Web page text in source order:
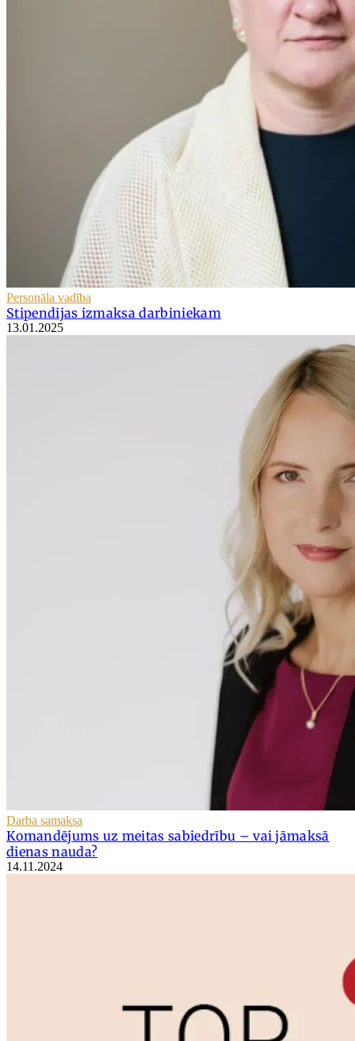
Personāla vadība
Stipendijas izmaksa darbiniekam
13.01.2025
Darba samaksa
Komandējums uz meitas sabiedrību – vai jāmaksā
dienas nauda?
14.11.2024